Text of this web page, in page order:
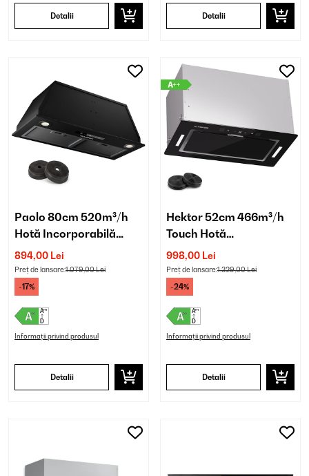
Detalii Detalii
Paolo 80cm 520m³/h
Hotă Incorporabilă
Negru
894,00 Lei
Preț de lansare:1.079,00 Lei
-17%
Informații privind produsul
Detalii
Hektor 52cm 466m³/h
Touch Hotă
Incorporabilă Negru
998,00 Lei
Preț de lansare:1.329,00 Lei
-24%
Informații privind produsul
Detalii